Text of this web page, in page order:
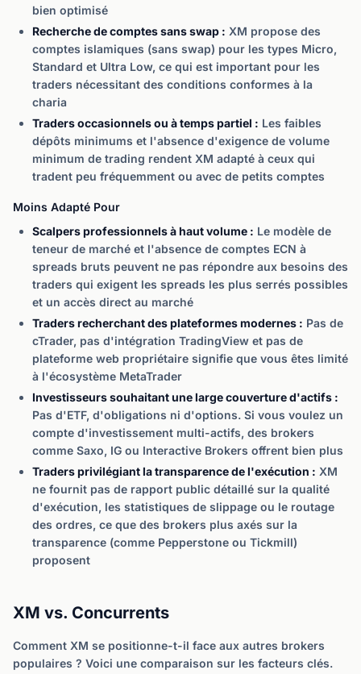
bien optimisé
Recherche de comptes sans swap : XM propose des
comptes islamiques (sans swap) pour les types Micro,
Standard et Ultra Low, ce qui est important pour les
traders nécessitant des conditions conformes à la
charia
Traders occasionnels ou à temps partiel : Les faibles
dépôts minimums et l'absence d'exigence de volume
minimum de trading rendent XM adapté à ceux qui
tradent peu fréquemment ou avec de petits comptes
Moins Adapté Pour
Scalpers professionnels à haut volume : Le modèle de
teneur de marché et l'absence de comptes ECN à
spreads bruts peuvent ne pas répondre aux besoins des
traders qui exigent les spreads les plus serrés possibles
et un accès direct au marché
Traders recherchant des plateformes modernes : Pas de
cTrader, pas d'intégration TradingView et pas de
plateforme web propriétaire signifie que vous êtes limité
à l'écosystème MetaTrader
Investisseurs souhaitant une large couverture d'actifs :
Pas d'ETF, d'obligations ni d'options. Si vous voulez un
compte d'investissement multi-actifs, des brokers
comme Saxo, IG ou Interactive Brokers offrent bien plus
Traders privilégiant la transparence de l'exécution : XM
ne fournit pas de rapport public détaillé sur la qualité
d'exécution, les statistiques de slippage ou le routage
des ordres, ce que des brokers plus axés sur la
transparence (comme Pepperstone ou Tickmill)
proposent
XM vs. Concurrents
Comment XM se positionne-t-il face aux autres brokers
populaires ? Voici une comparaison sur les facteurs clés.